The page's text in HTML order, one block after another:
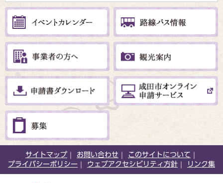
サイトマップ お問い合わせ
このサイトについて
プライバシーポリシー
ウェブアクセシビリティ方針 リンク集